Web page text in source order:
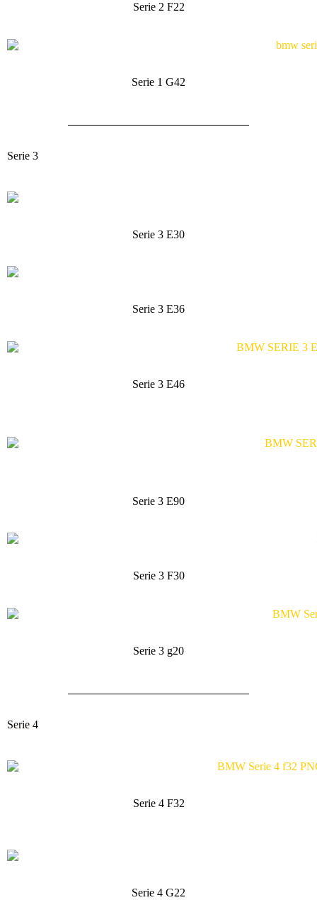
Serie 2 F22
Serie 1 G42
Serie 3
Serie 3 E30
Serie 3 E36
Serie 3 E46
Serie 3 E90
Serie 3 F30
Serie 3 g20
Serie 4
Serie 4 F32
Serie 4 G22